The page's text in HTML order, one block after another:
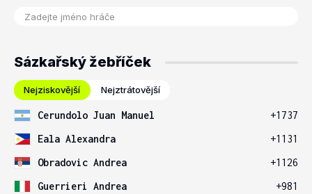
Sázkařský žebříček
Nejziskovější Nejztrátovější
Cerundolo Juan Manuel
+1737
Eala Alexandra
+1131
Obradovic Andrea
+1126
Guerrieri Andrea
+981